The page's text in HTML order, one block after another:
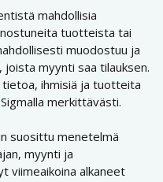
mahdollisia
tuotteista tai
muodostuu ja
joista myynti saa tilauksen.
ihmisiä ja tuotteita
merkittävästi.
suosittu menetelmä
myynti ja
viimeaikoina alkaneet